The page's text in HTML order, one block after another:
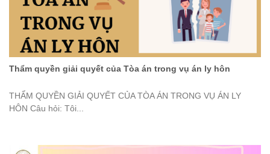
Thẩm quyền giải quyết của Tòa án trong vụ án ly hôn
THẨM QUYỀN GIẢI QUYẾT CỦA TÒA ÁN TRONG VỤ ÁN LY
HÔN Câu hỏi: Tôi...